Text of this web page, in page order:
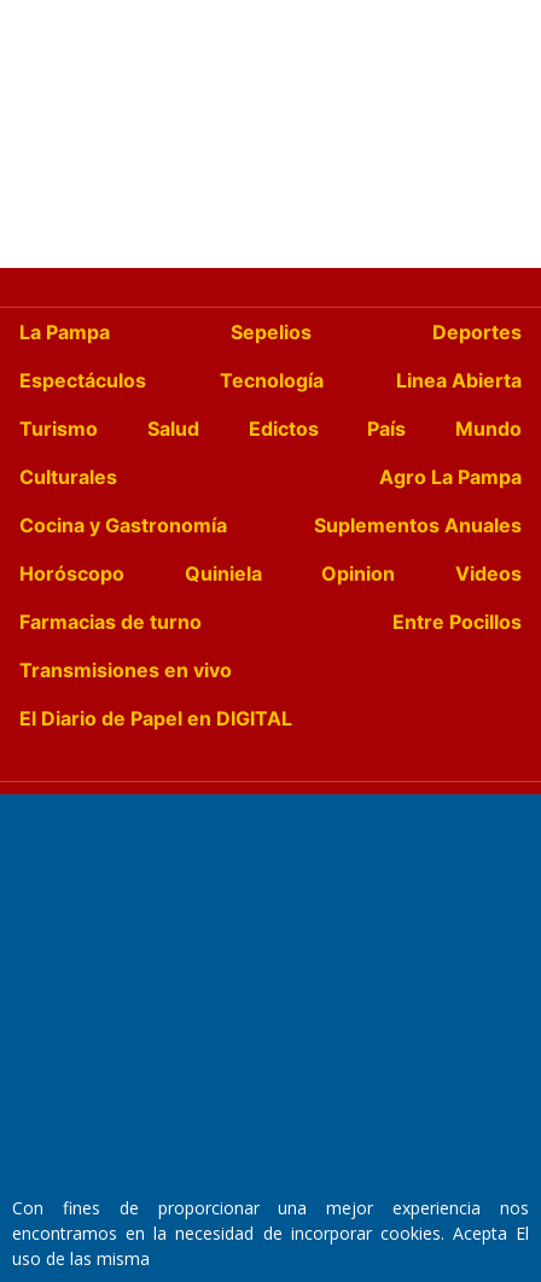
La Pampa Sepelios
Deportes
Espectáculos
Tecnología
Linea Abierta
Turismo
Salud Edictos País
Mundo
Culturales
Agro La Pampa
Cocina y Gastronomía
Suplementos Anuales
Horóscopo
Quiniela Opinion
Videos
Farmacias de turno
Entre Pocillos
Transmisiones en vivo
El Diario de Papel en DIGITAL
Walter René Goñi
Con fines de proporcionar una mejor experiencia nos
encontramos en la necesidad de incorporar cookies. Acepta El
uso de las misma